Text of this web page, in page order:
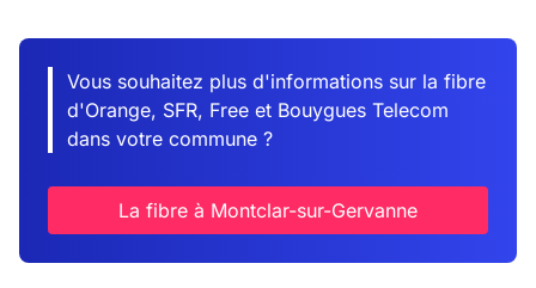
Vous souhaitez plus d'informations sur la fibre
d'Orange, SFR, Free et Bouygues Telecom
dans votre commune ?
La fibre à Montclar-sur-Gervanne